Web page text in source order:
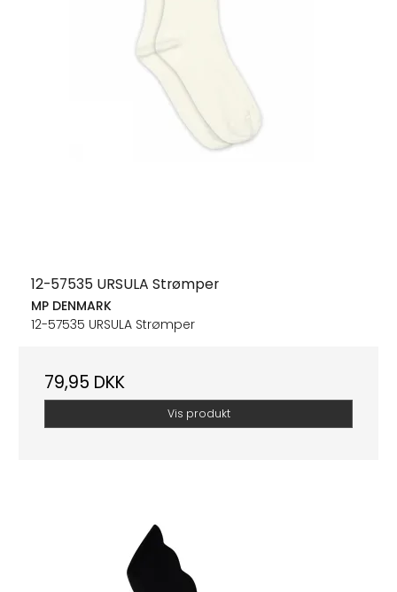
12-57535 URSULA Strømper
MP DENMARK
12-57535 URSULA Strømper
79,95 DKK
Vis produkt